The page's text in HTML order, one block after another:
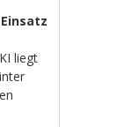
liegt